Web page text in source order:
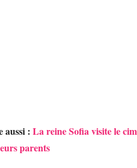
aussi : La reine Sofia visite le
parents